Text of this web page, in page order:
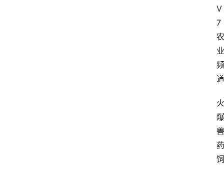
V
7
农
业
频
道
火
爆
兽
药
饲